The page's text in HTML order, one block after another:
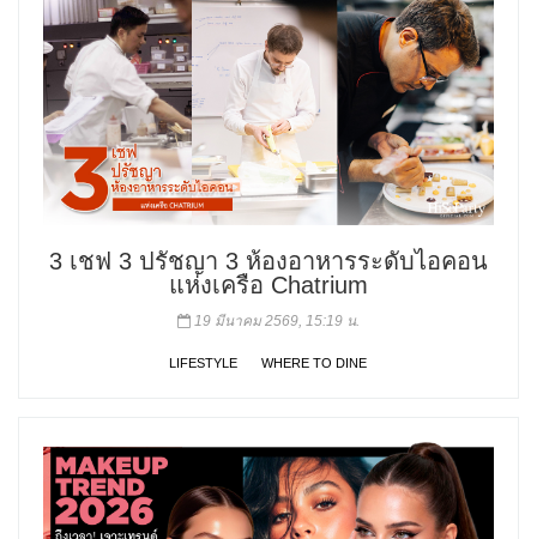
3 เชฟ 3 ปรัชญา 3 ห้องอาหารระดับไอคอน
แห่งเครือ Chatrium
19 มีนาคม 2569, 15:19 น.
LIFESTYLE WHERE TO DINE